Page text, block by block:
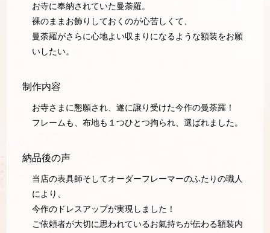
お寺に奉納されていた曼荼羅。
裸のままお飾りしておくのが心苦しくて、
曼荼羅がさらに心地よい収まりになるような額装をお願
いしたい。
制作内容
お寺さまに懇願され、遂に譲り受けた今作の曼荼羅！
フレームも、布地も１つひとつ拘られ、選ばれました。
納品後の声
当店の表具師そしてオーダーフレーマーのふたりの職人
により、
今作のドレスアップが実現しました！
ご依頼者が大切に思われているお氣持ちが伝わる額装内